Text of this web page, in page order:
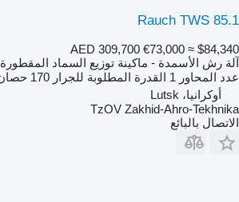
Rauch TWS 85.1
AED 309,700 €73,000 ≈ $84,340
آلة رش الأسمدة - ماكينة توزيع السماد المقطورة
عدد المحاور 1 القدرة المطلوبة للجرار 170 حصان
أوكرانيا، Lutsk
TzOV Zakhid-Ahro-Tekhnika
الاتصال بالبائع